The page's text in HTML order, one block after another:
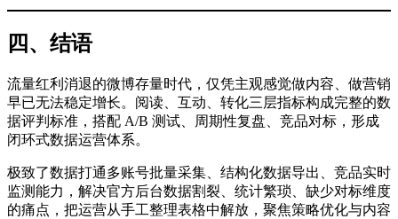
四、结语
流量红利消退的微博存量时代，仅凭主观感觉做内容、做营销
早已无法稳定增长。阅读、互动、转化三层指标构成完整的数
据评判标准，搭配 A/B 测试、周期性复盘、竞品对标，形成
闭环式数据运营体系。
极致了数据打通多账号批量采集、结构化数据导出、竞品实时
监测能力，解决官方后台数据割裂、统计繁琐、缺少对标维度
的痛点，把运营从手工整理表格中解放，聚焦策略优化与内容